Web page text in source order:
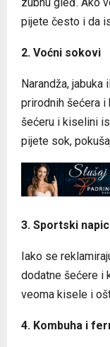
pijete često i da
2. Voćni sokovi
Narandža, jabuka
prirodnih šećera i
šećeru i kiselini
pijete sok,
3. Sportski
Iako se
dodatne šećere i
veoma kisele i
4. Kombuha i